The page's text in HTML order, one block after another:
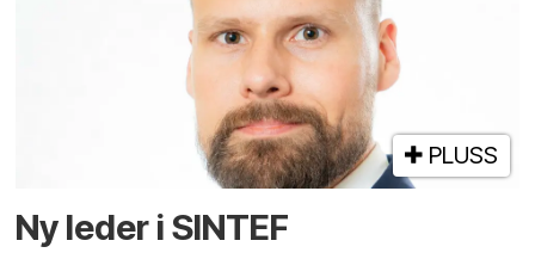
PLUSS
Ny leder i SINTEF